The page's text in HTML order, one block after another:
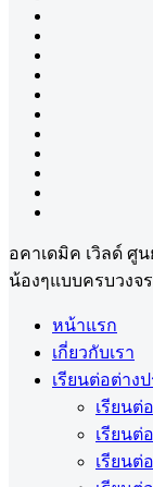
อคาเดมิค เวิลด์ ศู
น้องๆแบบครบวงจร
หน้าแรก
เกี่ยวกับเรา
เรียนต่อต่าง
เรียนต่
เรียนต่
เรียนต่